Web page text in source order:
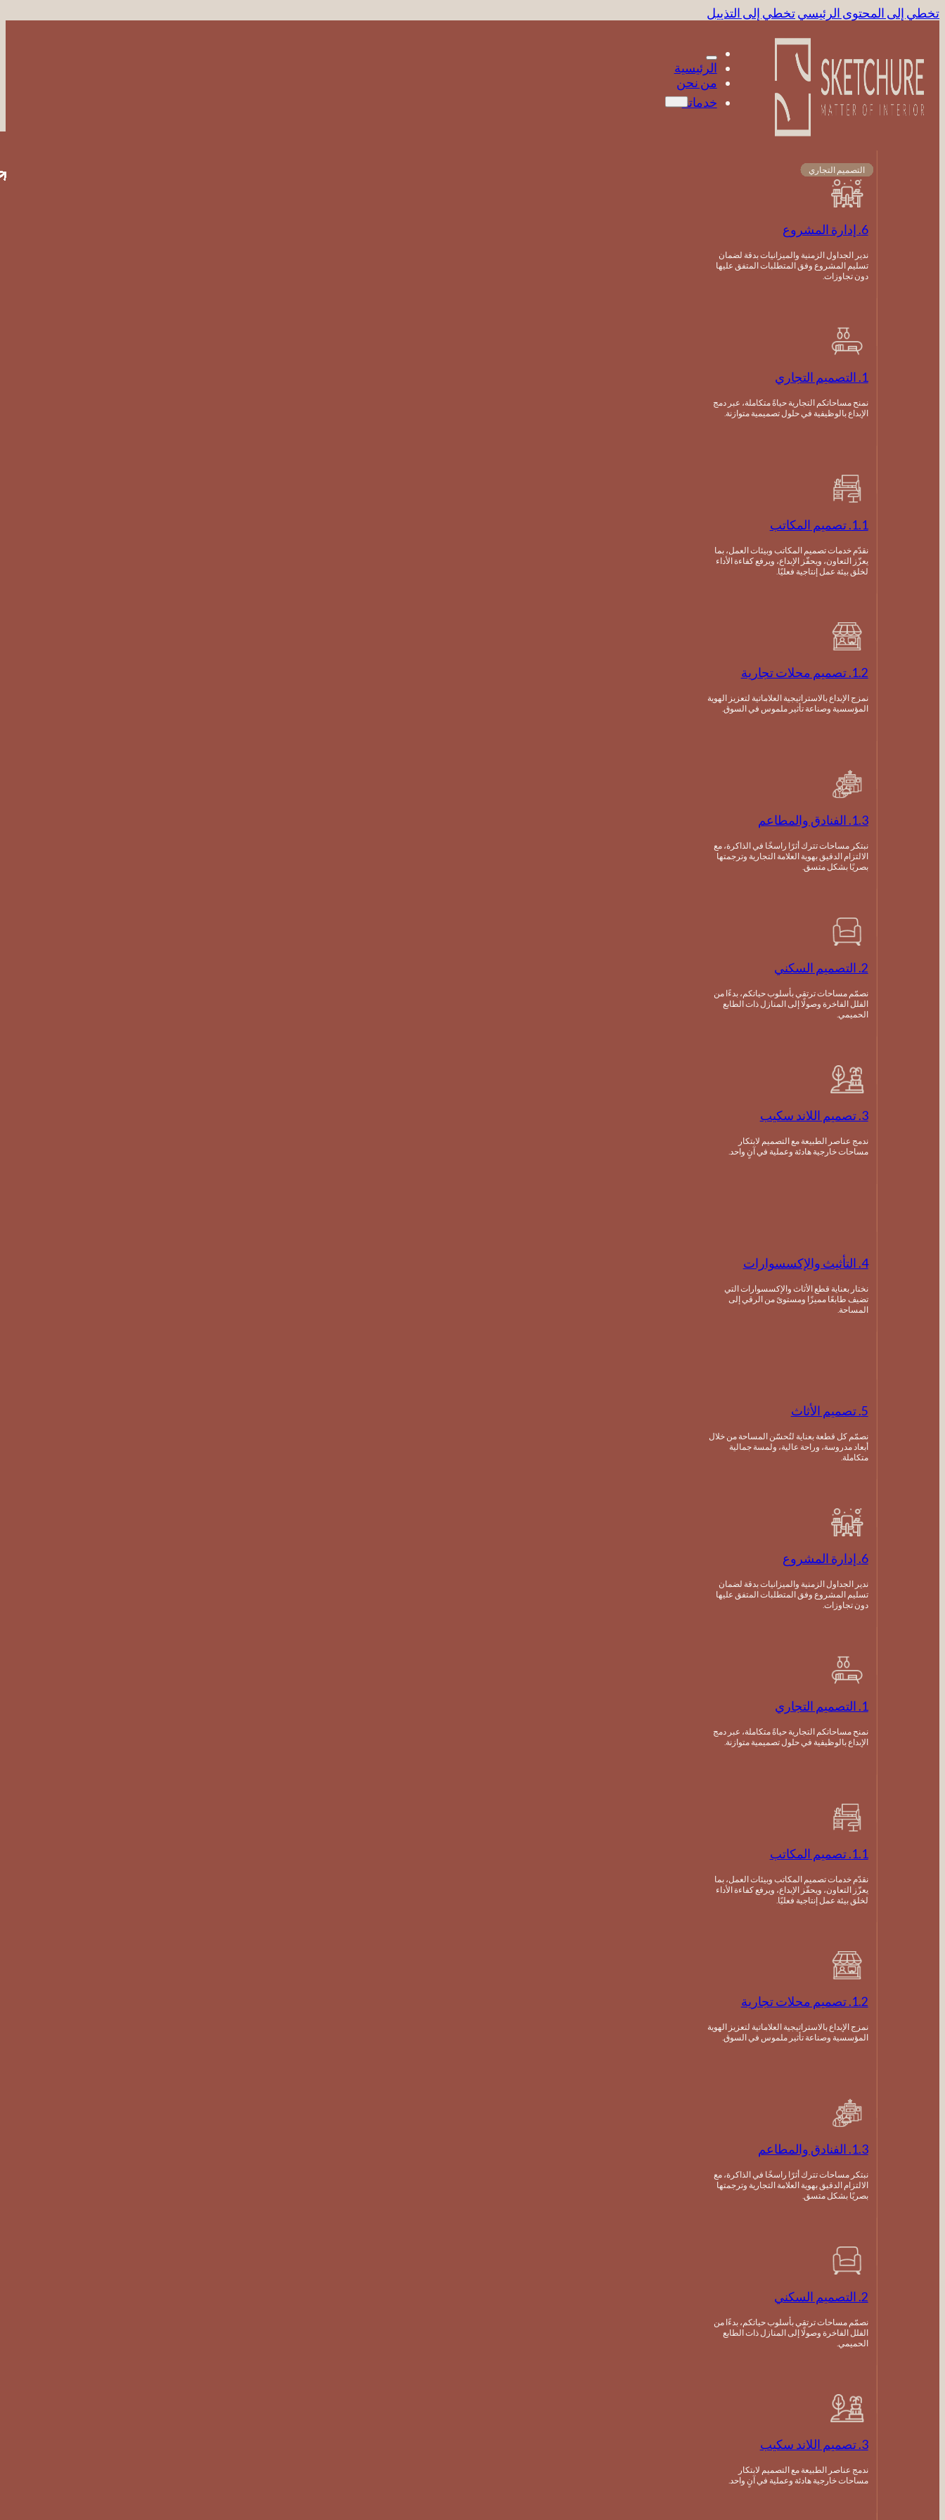
تخطي إلى المحتوى الرئيسيتخطي إلى التذييل
الرئيسية
من نحن
خدماتنا
6. إدارة المشروع
ندير الجداول الزمنية والميزانيات بدقة لضمان
تسليم المشروع وفق المتطلبات المتفق عليها
دون تجاوزات.
1. التصميم التجاري
نمنح مساحاتكم التجارية حياةً متكاملة، عبر دمج
الإبداع بالوظيفية في حلول تصميمية متوازنة.
التصميم التجاري
1.1. تصميم المكاتب
نقدّم خدمات تصميم المكاتب وبيئات العمل، بما
يعزّز التعاون، ويحفّز الإبداع، ويرفع كفاءة الأداء
لخلق بيئة عمل إنتاجية فعليًا.
التصميم التجاري
1.2. تصميم محلات تجارية
نمزج الإبداع بالاستراتيجية العلاماتية لتعزيز الهوية
المؤسسية وصناعة تأثير ملموس في السوق.
التصميم التجاري
1.3. الفنادق والمطاعم
نبتكر مساحات تترك أثرًا راسخًا في الذاكرة، مع
الالتزام الدقيق بهوية العلامة التجارية وترجمتها
بصريًا بشكل متسق.
2. التصميم السكني
نصمّم مساحات ترتقي بأسلوب حياتكم، بدءًا من
الفلل الفاخرة وصولًا إلى المنازل ذات الطابع
الحميمي.
3. تصميم اللاند سكيب
ندمج عناصر الطبيعة مع التصميم لابتكار
مساحات خارجية هادئة وعملية في آنٍ واحد.
4. التأثيث والإكسسوارات
نختار بعناية قطع الأثاث والإكسسوارات التي
تضيف طابعًا مميزًا ومستوىً من الرقي إلى
المساحة.
5. تصميم الأثاث
نصمّم كل قطعة بعناية لتُحسّن المساحة من خلال
أبعاد مدروسة، وراحة عالية، ولمسة جمالية
متكاملة.
6. إدارة المشروع
ندير الجداول الزمنية والميزانيات بدقة لضمان
تسليم المشروع وفق المتطلبات المتفق عليها
دون تجاوزات.
1. التصميم التجاري
نمنح مساحاتكم التجارية حياةً متكاملة، عبر دمج
الإبداع بالوظيفية في حلول تصميمية متوازنة.
التصميم التجاري
1.1. تصميم المكاتب
نقدّم خدمات تصميم المكاتب وبيئات العمل، بما
يعزّز التعاون، ويحفّز الإبداع، ويرفع كفاءة الأداء
لخلق بيئة عمل إنتاجية فعليًا.
التصميم التجاري
1.2. تصميم محلات تجارية
نمزج الإبداع بالاستراتيجية العلاماتية لتعزيز الهوية
المؤسسية وصناعة تأثير ملموس في السوق.
التصميم التجاري
1.3. الفنادق والمطاعم
نبتكر مساحات تترك أثرًا راسخًا في الذاكرة، مع
الالتزام الدقيق بهوية العلامة التجارية وترجمتها
بصريًا بشكل متسق.
2. التصميم السكني
نصمّم مساحات ترتقي بأسلوب حياتكم، بدءًا من
الفلل الفاخرة وصولًا إلى المنازل ذات الطابع
الحميمي.
3. تصميم اللاند سكيب
ندمج عناصر الطبيعة مع التصميم لابتكار
مساحات خارجية هادئة وعملية في آنٍ واحد.
التصميم التجاري
التصميم التجاري
التصميم التجاري